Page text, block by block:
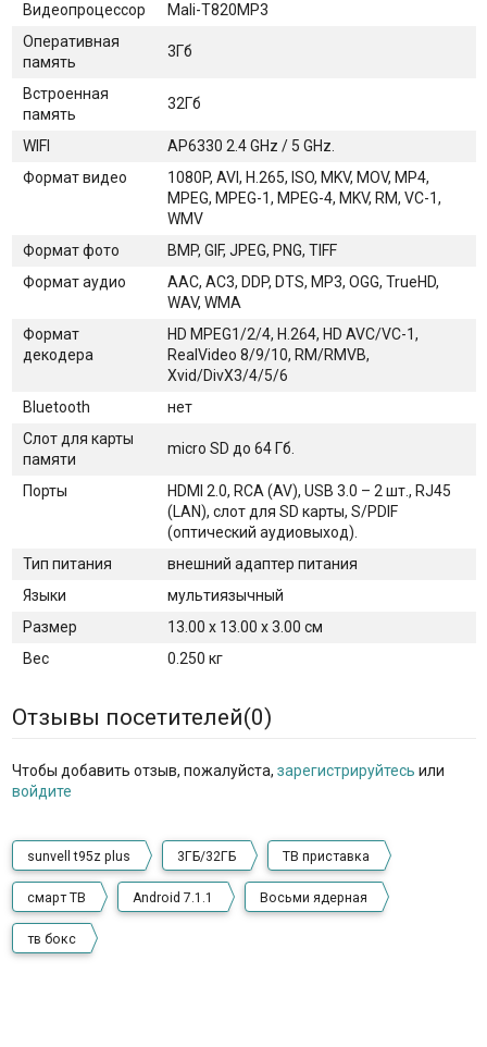
Видеопроцессор
Mali-T820MP3
Оперативная
память
3Гб
Встроенная
память
32Гб
WIFI
AP6330 2.4 GHz / 5 GHz.
Формат видео
1080P, AVI, H.265, ISO, MKV, MOV, MP4,
MPEG, MPEG-1, MPEG-4, MKV, RM, VC-1,
WMV
Формат фото
BMP, GIF, JPEG, PNG, TIFF
Формат аудио
AAC, AC3, DDP, DTS, MP3, OGG, TrueHD,
WAV, WMA
Формат
декодера
HD MPEG1/2/4, H.264, HD AVC/VC-1,
RealVideo 8/9/10, RM/RMVB,
Xvid/DivX3/4/5/6
Bluetooth
нет
Слот для карты
памяти
micro SD до 64 Гб.
Порты
HDMI 2.0, RCA (AV), USB 3.0 – 2 шт., RJ45
(LAN), слот для SD карты, S/PDIF
(оптический аудиовыход).
Тип питания
внешний адаптер питания
Языки
мультиязычный
Размер
13.00 x 13.00 x 3.00 см
Вес
0.250 кг
Отзывы посетителей(0)
Чтобы добавить отзыв, пожалуйста, зарегистрируйтесь или
войдите
sunvell t95z plus 3ГБ/32ГБ ТВ приставка
смарт ТВ Android 7.1.1 Восьми ядерная
тв бокс